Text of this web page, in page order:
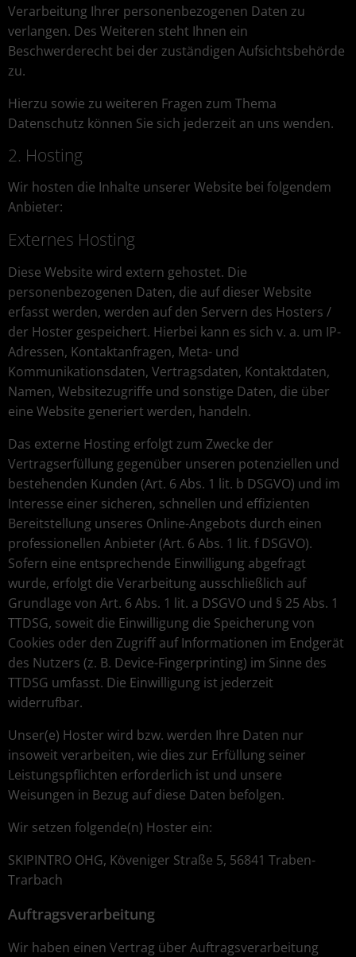
Verarbeitung Ihrer personenbezogenen Daten zu
verlangen. Des Weiteren steht Ihnen ein
Beschwerderecht bei der zuständigen Aufsichtsbehörde
zu.
Hierzu sowie zu weiteren Fragen zum Thema
Datenschutz können Sie sich jederzeit an uns wenden.
2. Hosting
Wir hosten die Inhalte unserer Website bei folgendem
Anbieter:
Externes Hosting
Diese Website wird extern gehostet. Die
personenbezogenen Daten, die auf dieser Website
erfasst werden, werden auf den Servern des Hosters /
der Hoster gespeichert. Hierbei kann es sich v. a. um IP-
Adressen, Kontaktanfragen, Meta- und
Kommunikationsdaten, Vertragsdaten, Kontaktdaten,
Namen, Websitezugriffe und sonstige Daten, die über
eine Website generiert werden, handeln.
Das externe Hosting erfolgt zum Zwecke der
Vertragserfüllung gegenüber unseren potenziellen und
bestehenden Kunden (Art. 6 Abs. 1 lit. b DSGVO) und im
Interesse einer sicheren, schnellen und effizienten
Bereitstellung unseres Online-Angebots durch einen
professionellen Anbieter (Art. 6 Abs. 1 lit. f DSGVO).
Sofern eine entsprechende Einwilligung abgefragt
wurde, erfolgt die Verarbeitung ausschließlich auf
Grundlage von Art. 6 Abs. 1 lit. a DSGVO und § 25 Abs. 1
TTDSG, soweit die Einwilligung die Speicherung von
Cookies oder den Zugriff auf Informationen im Endgerät
des Nutzers (z. B. Device-Fingerprinting) im Sinne des
TTDSG umfasst. Die Einwilligung ist jederzeit
widerrufbar.
Unser(e) Hoster wird bzw. werden Ihre Daten nur
insoweit verarbeiten, wie dies zur Erfüllung seiner
Leistungspflichten erforderlich ist und unsere
Weisungen in Bezug auf diese Daten befolgen.
Wir setzen folgende(n) Hoster ein:
SKIPINTRO OHG, Köveniger Straße 5, 56841 Traben-
Trarbach
Auftragsverarbeitung
Wir haben einen Vertrag über Auftragsverarbeitung